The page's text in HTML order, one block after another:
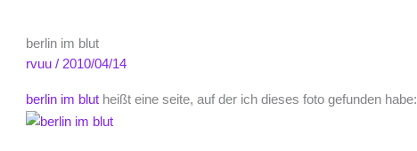
berlin im blut
rvuu/ 2010/04/14
berlin im blut heißt eine seite, auf der ich dieses foto gefunden habe: